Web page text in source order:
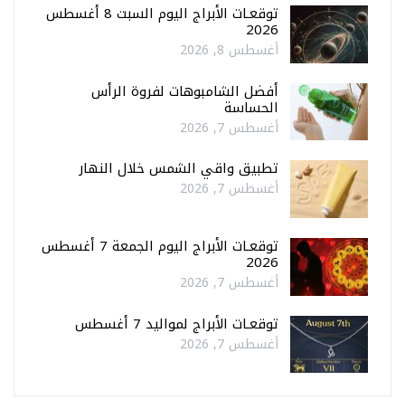
توقعـات الأبراج اليوم السبت 8 أغسطس
2026
أغسطس 8, 2026
أفضل الشامبوهات لفروة الرأس
الحساسة
أغسطس 7, 2026
تطبيق واقي الشمس خلال النهار
أغسطس 7, 2026
توقعـات الأبراج اليوم الجمعة 7 أغسطس
2026
أغسطس 7, 2026
توقعـات الأبراج لمواليد 7 أغسطس
أغسطس 7, 2026